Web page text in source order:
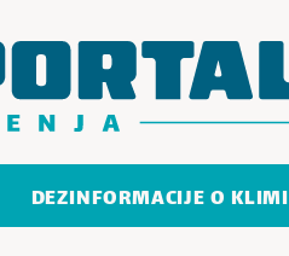
DEZINFORMACIJE O KLIMI